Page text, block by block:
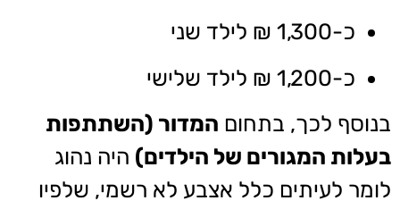
כ-1,300 ₪ לילד שני
כ-1,200 ₪ לילד שלישי
בנוסף לכך, בתחום המדור (השתתפות
בעלות המגורים של הילדים) היה נהוג
לומר לעיתים כלל אצבע לא רשמי, שלפיו